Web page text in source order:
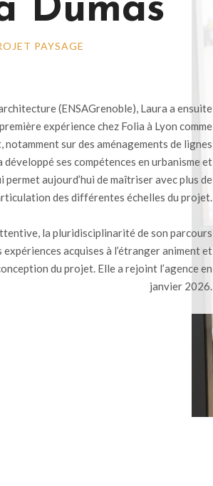
Dumas
PAYSAGE
(ENSAGrenoble), Laura a ensuite
expérience chez Folia à Lyon comme
sur des aménagements de lignes
développé ses compétences en urbanisme et
permet aujourd’hui de maîtriser avec plus de
des différentes échelles du projet.
la pluridisciplinarité de son parcours
expériences acquises à l’étranger animent et
du projet. Elle a rejoint l’agence en
janvier 2026.